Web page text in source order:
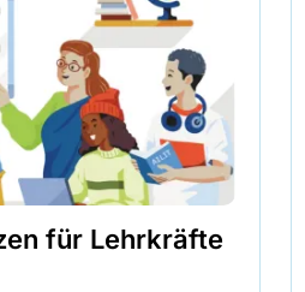
für Lehrkräfte